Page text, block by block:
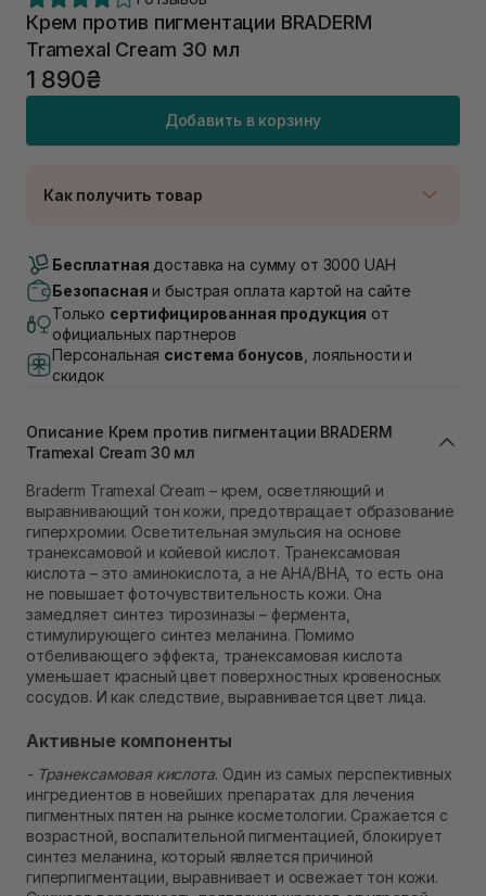
Крем против пигментации BRADERM
Tramexal Cream 30 мл
1 890₴
Добавить в корзину
Как получить товар
В наличии
Самовывоз г. Луцк, Винниченка 4
Самовывоз г. Львов, ул. Академика Подстригача,
1В (Duck's Lake)
Самовывоз г. Львов ул. Степана Бандеры 43
В наличии
Самовывоз Ровно
Нет в наличии!
Самовывоз г. Ровно, ул. Кулика и Гудачека 23 (ТЦ
Экватор)
В наличии
Бесплатная доставка на сумму от 3000 UAH
Безопасная и быстрая оплата картой на сайте
Только сертифицированная продукция от
официальных партнеров
Персональная система бонусов , лояльности и
скидок
Описание Крем против пигментации BRADERM
Tramexal Cream 30 мл
Braderm Tramexal Cream – крем, осветляющий и
выравнивающий тон кожи, предотвращает образование
гиперхромии. Осветительная эмульсия на основе
транексамовой и койевой кислот. Транексамовая
кислота – это аминокислота, а не AHA/BHA, то есть она
не повышает фоточувствительность кожи. Она
замедляет синтез тирозиназы – фермента,
стимулирующего синтез меланина. Помимо
отбеливающего эффекта, транексамовая кислота
уменьшает красный цвет поверхностных кровеносных
сосудов. И как следствие, выравнивается цвет лица.
Активные компоненты
- Транексамовая кислота. Один из самых перспективных
ингредиентов в новейших препаратах для лечения
пигментных пятен на рынке косметологии. Сражается с
возрастной, воспалительной пигментацией, блокирует
синтез меланина, который является причиной
гиперпигментации, выравнивает и освежает тон кожи.